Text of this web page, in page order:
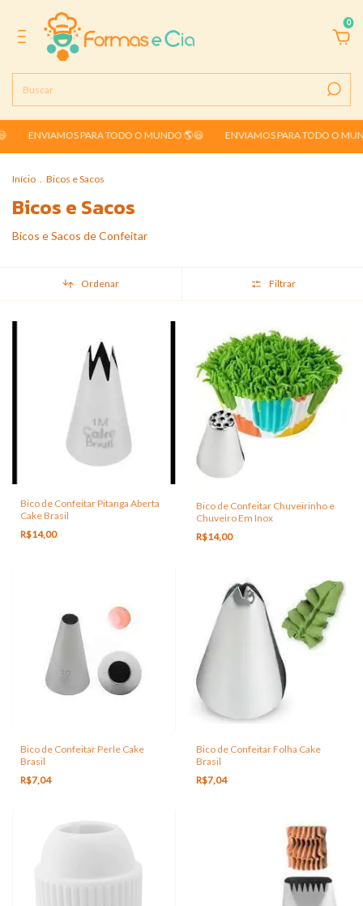
0
PARA TODO O MUNDO 🌎😃 ENVIAMOS PARA TODO O MUNDO
Início . Bicos e Sacos
Bicos e Sacos
Bicos e Sacos de Confeitar
Ordenar Filtrar
Bico de Confeitar Pitanga Aberta
Cake Brasil
R$14,00
Bico de Confeitar Chuveirinho e
Chuveiro Em Inox
R$14,00
Bico de Confeitar Perle Cake
Brasil
R$7,04
Bico de Confeitar Folha Cake
Brasil
R$7,04